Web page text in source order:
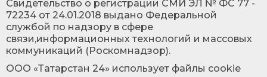
Cвидетельство о регистрации СМИ ЭЛ № ФС 77 -
72234 от 24.01.2018 выдано Федеральной
службой по надзору в сфере
связи,информационных технологий и массовых
коммуникаций (Роскомнадзор).
ООО «Татарстан 24» использует файлы cookie